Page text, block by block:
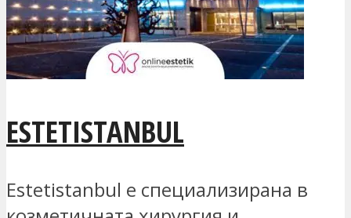
ESTETISTANBUL
Estetistanbul е специализирана в